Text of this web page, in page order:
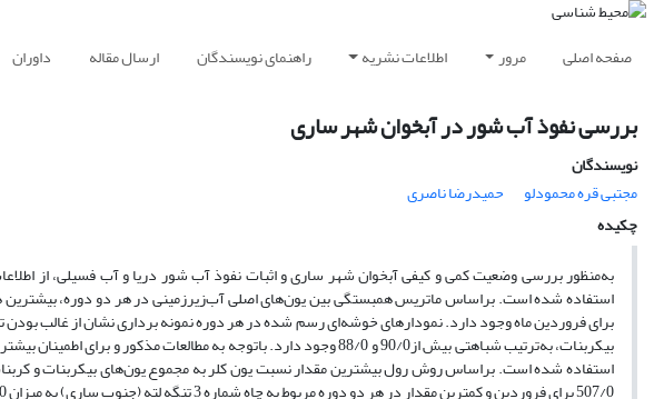
صفحه اصلی مرور اطلاعات نشریه راهنمای نویسندگان ارسال مقاله داوران
بررسی نفوذ آب شور در آبخوان شهر ساری
نویسندگان
مجتبی قره محمودلو
حمیدرضا ناصری
چکیده
بیکربنات، به‌ترتیب شباهتی بیش از90/0 و 88/0 وجود دارد. باتوجه به مطالعات